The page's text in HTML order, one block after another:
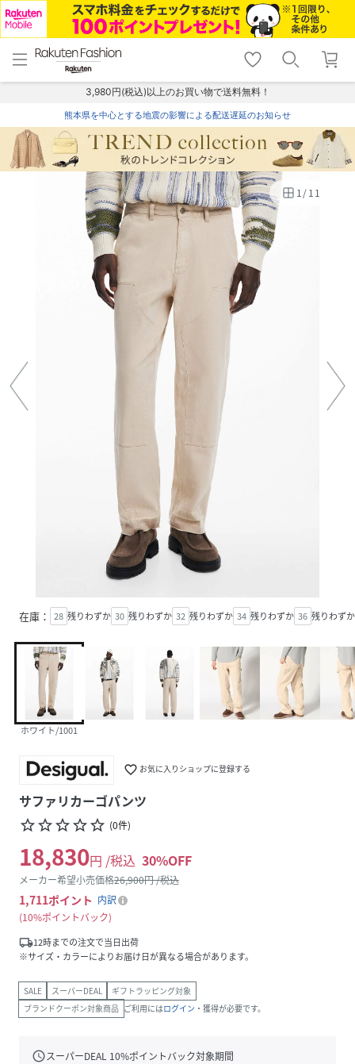
menu home
トップ
shopping_cart lock_outline
ログイン
3,980円(税込)以上のお買い物で送料無料！
熊本県を中心とする地震の影響による配送遅延のお知らせ
1/11
在庫： 28 残りわずか 30 残りわずか 32 残りわずか 34 残りわずか 36 残りわずか
ホワイト/1001
favorite_border お気に入りショップに登録する
サファリカーゴパンツ
star_borderstar_borderstar_borderstar_borderstar_border (0件)
18,830円 /税込 30%OFF
メーカー希望小売価格26,900円 /税込
1,711ポイント 内訳
10%ポイントバック
local_shipping12時までの注文で当日出荷
※サイズ・カラーによりお届け日が異なる場合があります。
SALE スーパーDEAL
ギフトラッピング対象
ブランドクーポン対象商品 ご利用にはログイン ・獲得が必要です。
scheduleスーパーDEAL 10%ポイントバック対象期間